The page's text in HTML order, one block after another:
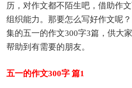
历，对作文都不陌生吧，借助作
组织能力。那要怎么写好作文呢
集的五一的作文300字3篇，供大
帮助到有需要的朋友。
五一的作文300字 篇1